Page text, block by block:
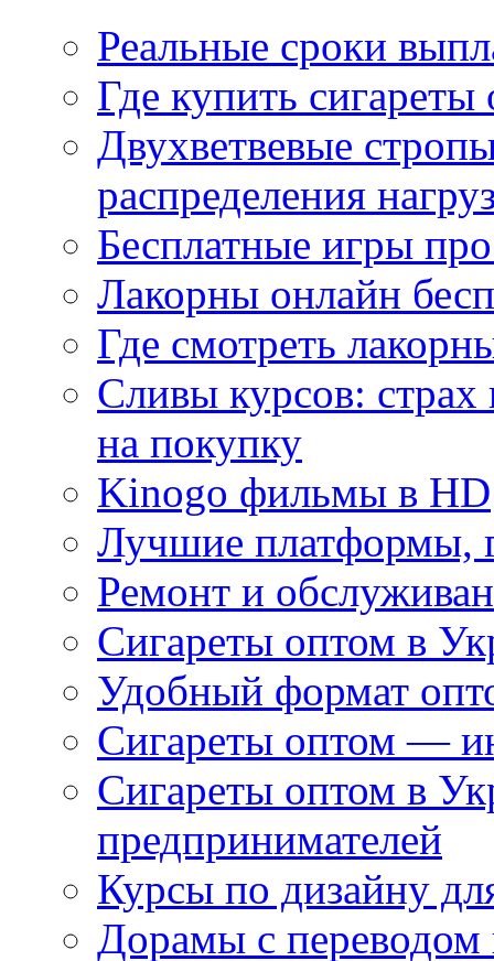
Реальные сроки
Где купить
Двухветвевые
распределения
Бесплатные игры
Лакорны онлайн
Где смотреть
Сливы курсов:
на покупку
Kinogo фильмы в HD
Лучшие платформы,
Ремонт и
Сигареты оптом в
Удобный формат
Сигареты оптом —
Сигареты оптом в
предпринимателей
Курсы по дизайну
Дорамы с переводом